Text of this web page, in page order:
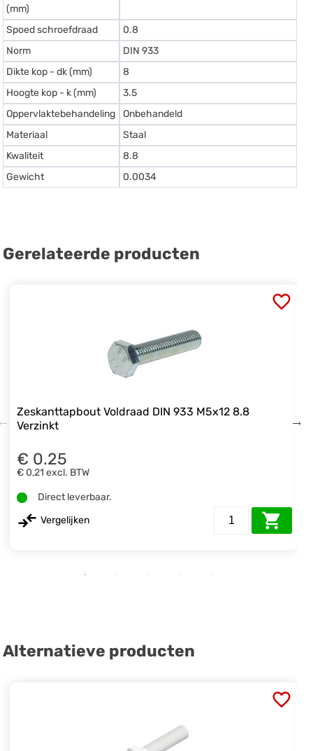
(mm)
Spoed schroefdraad
0.8
Norm
DIN 933
Dikte kop - dk (mm)
8
Hoogte kop - k (mm)
3.5
Oppervlaktebehandeling
Onbehandeld
Materiaal
Staal
Kwaliteit
8.8
Gewicht
0.0034
Gerelateerde producten
Zeskanttapbout Voldraad DIN 933 M5x12 8.8
Verzinkt
€ 0.25
€ 0,21 excl. BTW
Direct leverbaar.
Vergelijken
Alternatieve producten